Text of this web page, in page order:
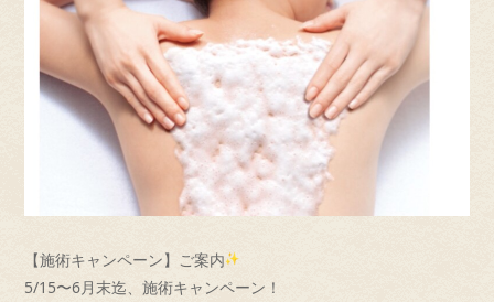
【施術キャンペーン】ご案内
5/15〜6月末迄、施術キャンペーン！